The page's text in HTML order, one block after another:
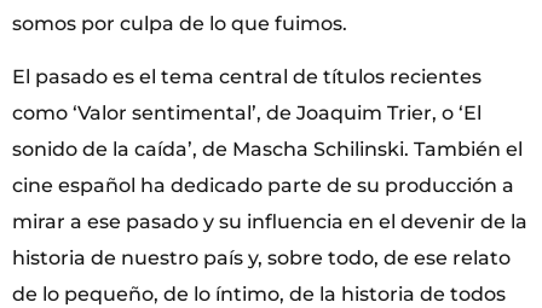
somos por culpa de lo que fuimos.
El pasado es el tema central de títulos recientes
como ‘Valor sentimental’, de Joaquim Trier, o ‘El
sonido de la caída’, de Mascha Schilinski. También el
cine español ha dedicado parte de su producción a
mirar a ese pasado y su influencia en el devenir de la
historia de nuestro país y, sobre todo, de ese relato
de lo pequeño, de lo íntimo, de la historia de todos